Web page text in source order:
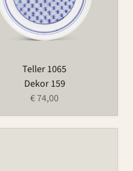
Teller 1065
Dekor 159
€ 74,00